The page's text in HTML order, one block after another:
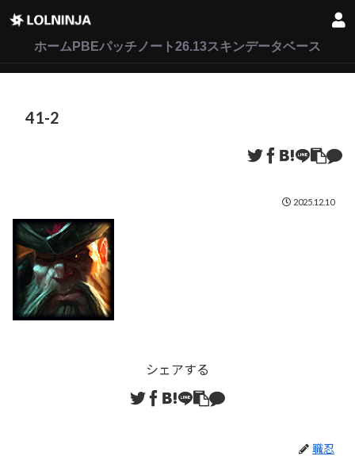
ホーム PBEパッチノート26.13スキンデータベース
41-2
2025.12.10
シェアする
職忍